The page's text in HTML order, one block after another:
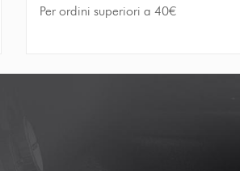
Per ordini superiori a 40€